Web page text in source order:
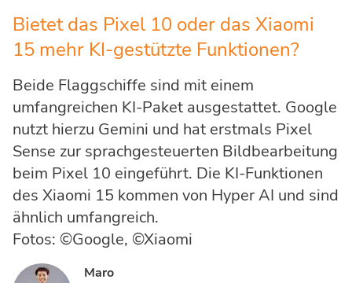
Bietet das Pixel 10 oder das Xiaomi
15 mehr KI-gestützte Funktionen?
Beide Flaggschiffe sind mit einem
umfangreichen KI-Paket ausgestattet. Google
nutzt hierzu Gemini und hat erstmals Pixel
Sense zur sprachgesteuerten Bildbearbeitung
beim Pixel 10 eingeführt. Die KI-Funktionen
des Xiaomi 15 kommen von Hyper AI und sind
ähnlich umfangreich.
Fotos: ©Google, ©Xiaomi
Maro